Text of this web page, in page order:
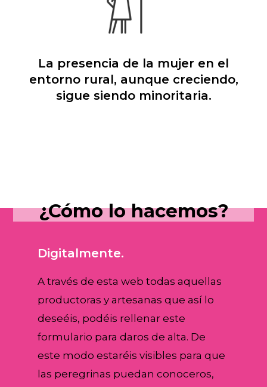
La presencia de la mujer en el
entorno rural, aunque creciendo,
sigue siendo minoritaria.
¿Cómo lo hacemos?
Digitalmente.
A través de esta web todas aquellas
productoras y artesanas que así lo
deseéis, podéis rellenar este
formulario para daros de alta. De
este modo estaréis visibles para que
las peregrinas puedan conoceros,